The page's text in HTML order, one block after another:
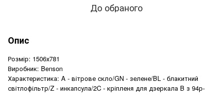
До обраного
Опис
Розмір: 1506х781
Виробник: Benson
Характеристика: A - вітрове скло/GN - зелене/BL - блакитний
світлофільтр/Z - инкапсула/2C - кріпленя для дзеркала B з 94р-